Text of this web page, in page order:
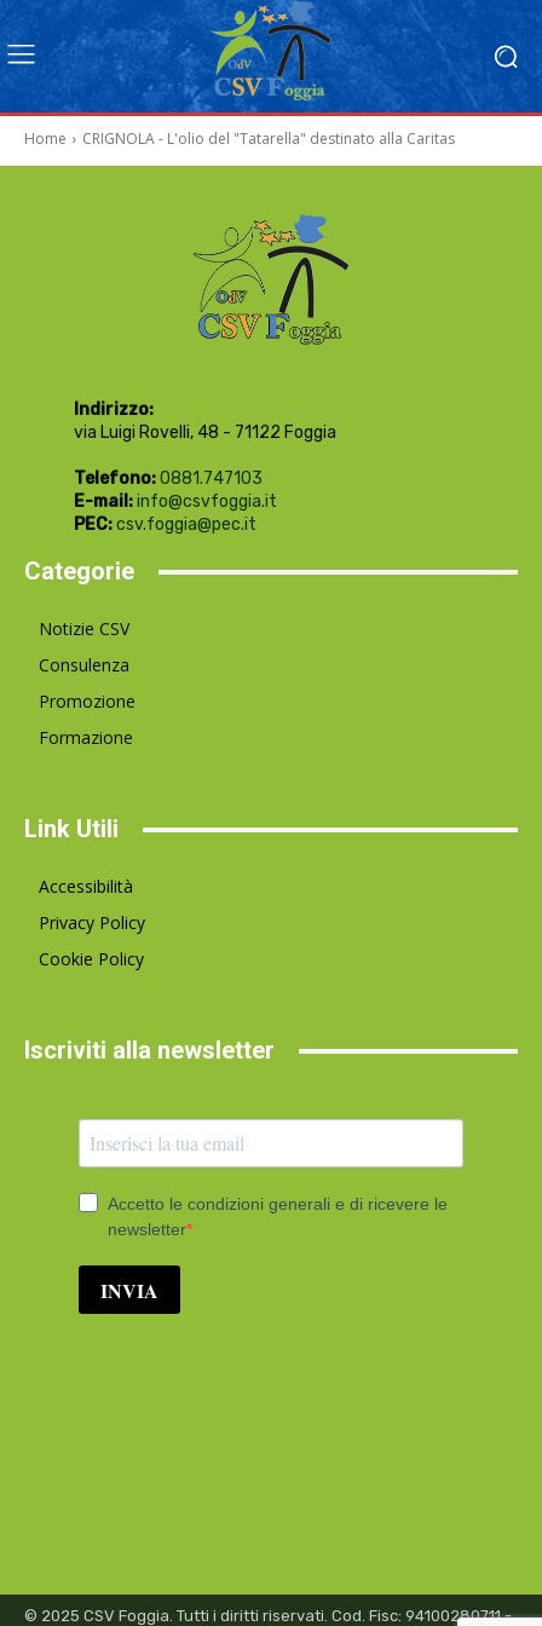
Home CRIGNOLA - L'olio del "Tatarella" destinato alla Caritas
Indirizzo:
via Luigi Rovelli, 48 - 71122 Foggia
Telefono:0881.747103
E-mail:info@csvfoggia.it
PEC:csv.foggia@pec.it
Categorie
Notizie CSV
Consulenza
Promozione
Formazione
Link Utili
Accessibilità
Privacy Policy
Cookie Policy
Iscriviti alla newsletter
© 2025 CSV Foggia. Tutti i diritti riservati. Cod. Fisc: 94100280711 -